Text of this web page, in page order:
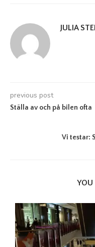
JULIA
previous post
Ställa av och på bilen ofta
Vi testar:
YOU